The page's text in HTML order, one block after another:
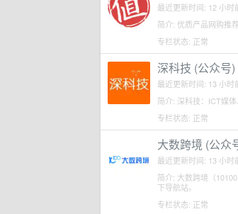
最近更新时间: 12 小时
简介: 优质产品网购推
专栏状态: 正常
深科技 (公众号)
最近更新时间: 13 小时
简介: 深科技：ICT媒
专栏状态: 正常
大数跨境 (公众
最近更新时间: 13 小时
简介: 大数跨境（
下导航站。
专栏状态: 正常